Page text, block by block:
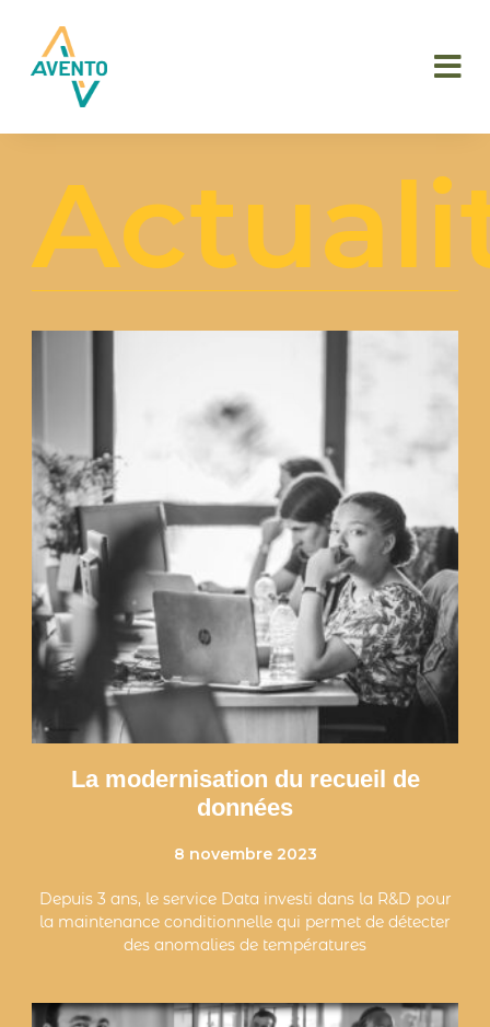
La modernisation du recueil de
données
8 novembre 2023
Depuis 3 ans, le service Data investi dans la R&D pour
la maintenance conditionnelle qui permet de détecter
des anomalies de températures